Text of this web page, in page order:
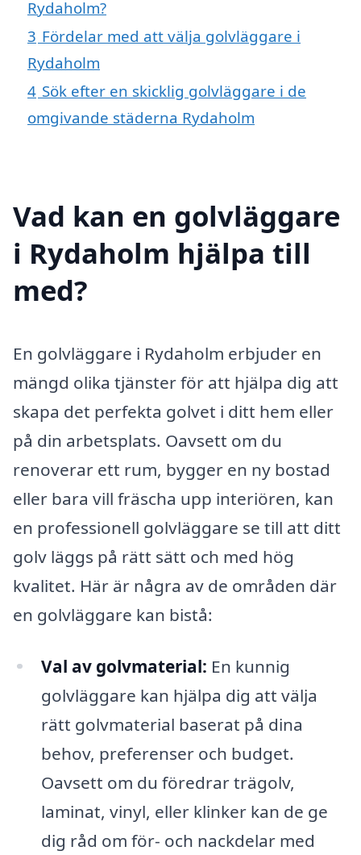
Rydaholm?
3 Fördelar med att välja golvläggare i
Rydaholm
4 Sök efter en skicklig golvläggare i de
omgivande städerna Rydaholm
Vad kan en golvläggare
i Rydaholm hjälpa till
med?
En golvläggare i Rydaholm erbjuder en
mängd olika tjänster för att hjälpa dig att
skapa det perfekta golvet i ditt hem eller
på din arbetsplats. Oavsett om du
renoverar ett rum, bygger en ny bostad
eller bara vill fräscha upp interiören, kan
en professionell golvläggare se till att ditt
golv läggs på rätt sätt och med hög
kvalitet. Här är några av de områden där
en golvläggare kan bistå:
Val av golvmaterial: En kunnig
golvläggare kan hjälpa dig att välja
rätt golvmaterial baserat på dina
behov, preferenser och budget.
Oavsett om du föredrar trägolv,
laminat, vinyl, eller klinker kan de ge
dig råd om för- och nackdelar med